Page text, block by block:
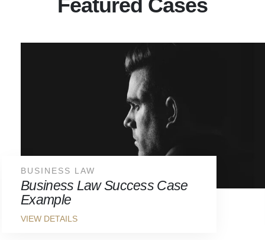
Featured Cases
Business Law Success Case
Example
BUSINESS LAW